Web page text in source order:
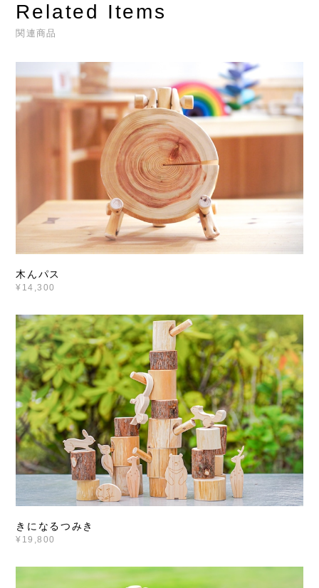
Related Items
関連商品
木んパス
¥14,300
きになるつみき
¥19,800